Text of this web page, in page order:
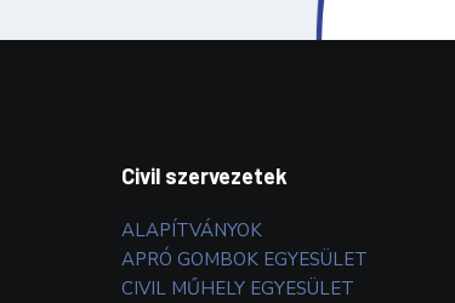
Civil szervezetek
ALAPÍTVÁNYOK
APRÓ GOMBOK EGYESÜLET
CIVIL MŰHELY EGYESÜLET